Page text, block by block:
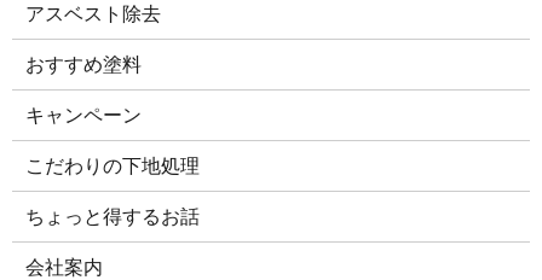
アスベスト除去
おすすめ塗料
キャンペーン
こだわりの下地処理
ちょっと得するお話
会社案内